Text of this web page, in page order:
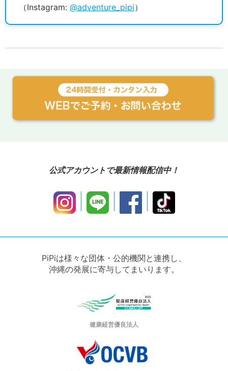
（Instagram: @adventure_pipi）
公式アカウントで最新情報配信中！
PiPiは様々な団体・公的機関と連携し、
沖縄の発展に寄与してまいります。
健康経営優良法人